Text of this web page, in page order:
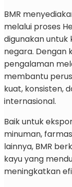
BMR
melalui proses
digunakan
negara. Dengan
pengalaman
membantu
kuat, konsisten,
internasional.
Baik untuk
minuman,
lainnya, BMR
kayu yang
meningkatkan